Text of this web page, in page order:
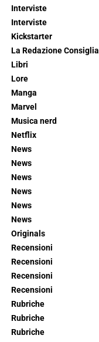
Interviste
Interviste
Kickstarter
La Redazione Consiglia
Libri
Lore
Manga
Marvel
Musica nerd
Netflix
News
News
News
News
News
News
Originals
Recensioni
Recensioni
Recensioni
Recensioni
Rubriche
Rubriche
Rubriche